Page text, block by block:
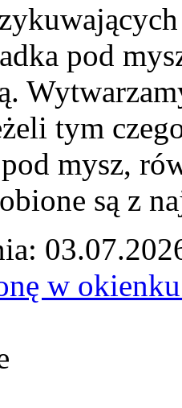
pod
tym
mysz,
są z
w